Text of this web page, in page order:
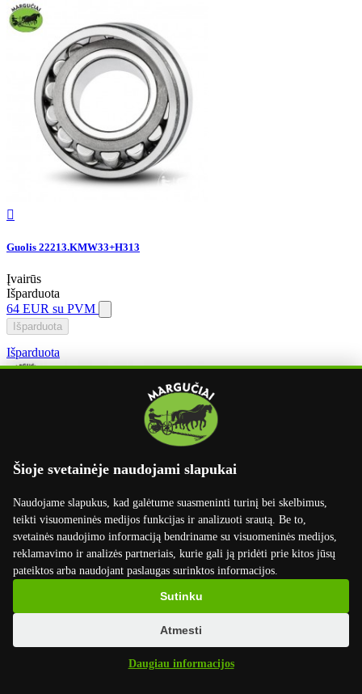
Šioje svetainėje naudojami slapukai
Naudojame slapukus, kad galėtume suasmeninti turinį bei skelbimus,
teikti visuomeninės medijos funkcijas ir analizuoti srautą. Be to,
svetainės naudojimo informaciją bendriname su visuomeninės medijos,
reklamavimo ir analizės partneriais, kurie gali ją pridėti prie kitos jūsų
pateiktos arba naudojant paslaugas surinktos informacijos.
Daugiau informacijos
Sutinku
Atmesti

Guolis 22213.KMW33+H313
Įvairūs
Išparduota
64 EUR su PVM
Išparduota
Išparduota
